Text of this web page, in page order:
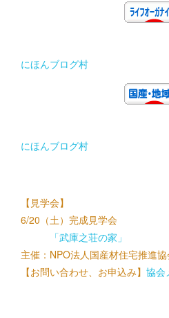
にほんブログ村
にほんブログ村
【見学会】
6/20（土）完成見学会
「武庫之荘の家」
主催：NPO法人国産材住宅推進
【お問い合わせ、お申込み】 協会